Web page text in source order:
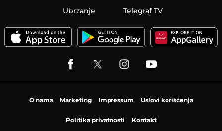
Ubrzanje Telegraf TV
O nama Marketing Impressum Uslovi korišćenja
Politika privatnosti Kontakt